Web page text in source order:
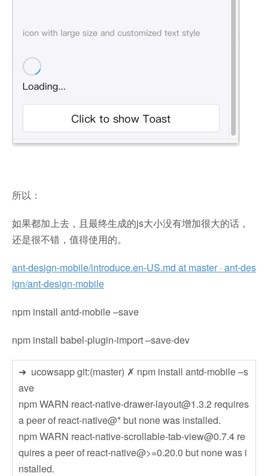
所以：
如果都加上去，且最终生成的js大小没有增加很大的话，
还是很不错，值得使用的。
ant-design-mobile/introduce.en-US.md at master · ant-des
ign/ant-design-mobile
npm install antd-mobile –save
npm install babel-plugin-import –save-dev
➜ ucowsapp git:(master) ✗ npm install antd-mobile –s
ave
npm WARN react-native-drawer-layout@1.3.2 requires
a peer of react-native@* but none was installed.
npm WARN react-native-scrollable-tab-view@0.7.4 re
quires a peer of react-native@>=0.20.0 but none was i
nstalled.